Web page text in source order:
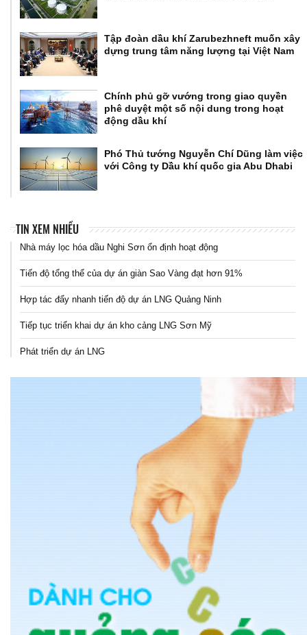
Tập đoàn dầu khí Zarubezhneft muốn xây
dựng trung tâm năng lượng tại Việt Nam
Chính phủ gỡ vướng trong giao quyền
phê duyệt một số nội dung trong hoạt
động dầu khí
Phó Thủ tướng Nguyễn Chí Dũng làm việc
với Công ty Dầu khí quốc gia Abu Dhabi
TIN XEM NHIỀU
Nhà máy lọc hóa dầu Nghi Sơn ổn định hoạt động
Tiến độ tổng thể của dự án giàn Sao Vàng đạt hơn 91%
Hợp tác đẩy nhanh tiến độ dự án LNG Quảng Ninh
Tiếp tục triển khai dự án kho cảng LNG Sơn Mỹ
Phát triển dự án LNG